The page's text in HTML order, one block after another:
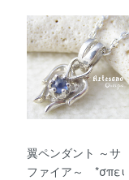
翼ペンダント ～サ
ファイア～ *σπει